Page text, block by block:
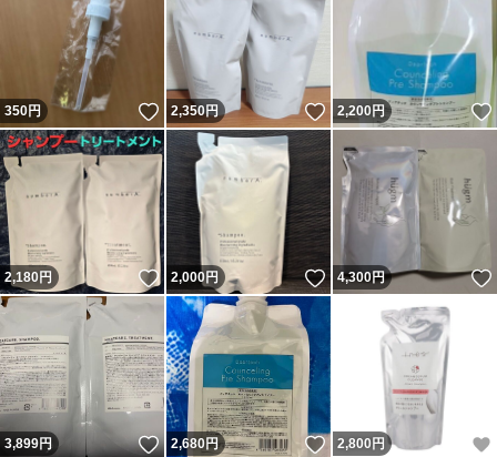
350円 いいね！
2,350円 いいね！
2,200円
2,180円 いいね！
2,000円 いいね！
4,300円
3,899円 いいね！
2,680円 いいね！
2,800 円